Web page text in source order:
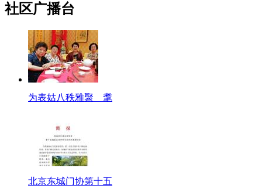
社区广播台
为表姑八秩雅聚 耄
北京东城门协第十五